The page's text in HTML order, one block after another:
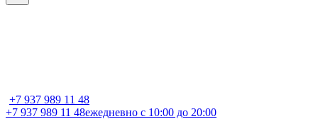
+7 937 989 11 48
+7 937 989 11 48ежедневно с 10:00 до 20:00